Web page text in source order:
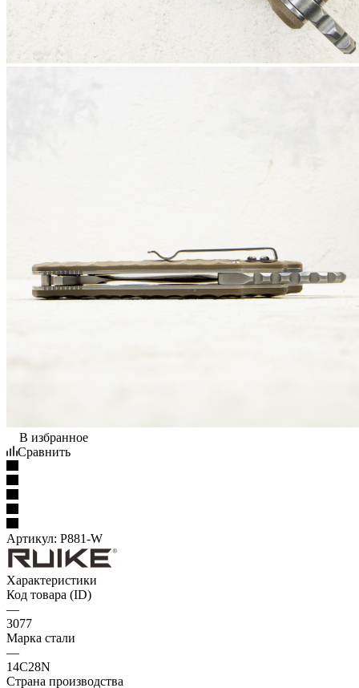
В избранное
Сравнить
Артикул: P881-W
Характеристики
Код товара (ID)
—
3077
Марка стали
—
14C28N
Страна производства